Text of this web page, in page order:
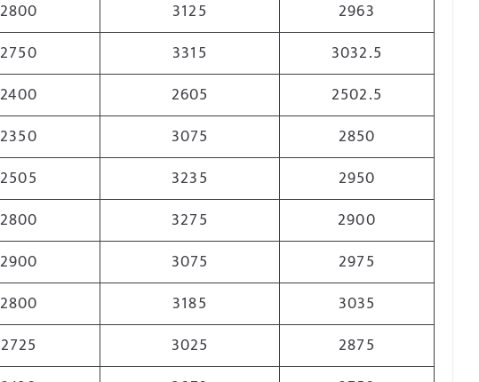
2800 3125
2963
2750 3315
3032.5
2400 2605
2502.5
2350 3075
2850
2505 3235
2950
2800 3275
2900
2900 3075
2975
2800 3185
3035
2725 3025
2875